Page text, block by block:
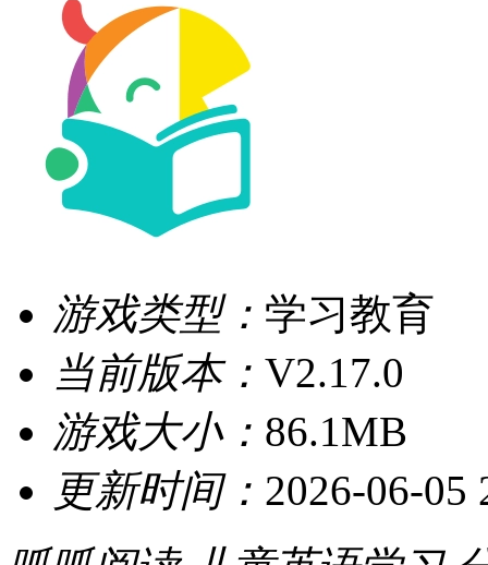
游戏类型： 学习教育
当前版本： V2.17.0
游戏大小： 86.1MB
更新时间： 2026-06-05